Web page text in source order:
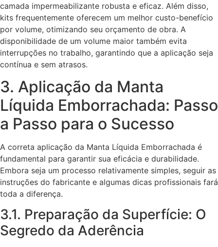
camada impermeabilizante robusta e eficaz. Além disso,
kits frequentemente oferecem um melhor custo-benefício
por volume, otimizando seu orçamento de obra. A
disponibilidade de um volume maior também evita
interrupções no trabalho, garantindo que a aplicação seja
contínua e sem atrasos.
3. Aplicação da Manta
Líquida Emborrachada: Passo
a Passo para o Sucesso
A correta aplicação da Manta Líquida Emborrachada é
fundamental para garantir sua eficácia e durabilidade.
Embora seja um processo relativamente simples, seguir as
instruções do fabricante e algumas dicas profissionais fará
toda a diferença.
3.1. Preparação da Superfície: O
Segredo da Aderência